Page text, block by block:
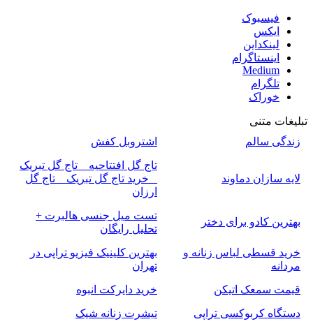
فیسبوک
ایکس
لینکداین
اینستاگرام
Medium
تلگرام
خوراک
تبلیغات متنی
زندگی سالم
اشتروبل کفش
لایه سازان دماوند
تاج گل افتتاحیه _ تاج گل تبریک
_ خرید تاج گل تبریک _ تاج گل
ارزان
بهترین کادو برای دختر
تست میل جنسی هالبرت +
تحلیل رایگان
خرید قسطی لباس زنانه و
مردانه
بهترین کلینیک فیزیو تراپی در
تهران
قیمت سمعک اتیکن
خرید دایرکت انبوه
دستگاه کربوکسی تراپی
تیشرت زنانه شیک